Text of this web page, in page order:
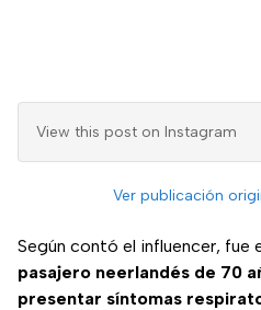
View this post on Instagram
Ver publicación
Según contó el influencer, fue
pasajero neerlandés de 70
presentar síntomas